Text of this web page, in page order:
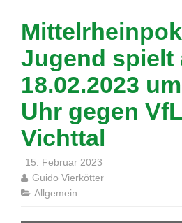
Jugend spielt
18.02.2023
Uhr gegen
Vichttal
15. Februar 2023
Guido Vierkötter
Allgemein